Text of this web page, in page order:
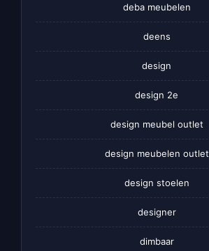
deba meubelen
deens
design
design 2e
design meubel outlet
design meubelen outlet
design stoelen
designer
dimbaar